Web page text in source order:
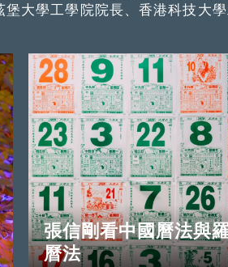
大學工學院院長、香港科技大
張信剛看中國曆法與
曆法